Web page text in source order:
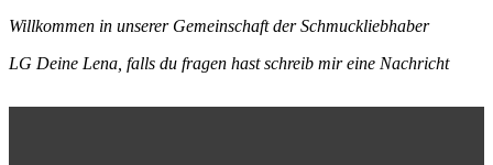
Willkommen in unserer Gemeinschaft der Schmuckliebhaber
LG Deine Lena, falls du fragen hast schreib mir eine Nachricht